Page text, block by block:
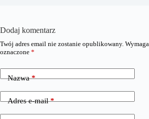
Dodaj komentarz
Twój adres email nie zostanie opublikowany.
oznaczone *
Nazwa*
Adres e-mail*